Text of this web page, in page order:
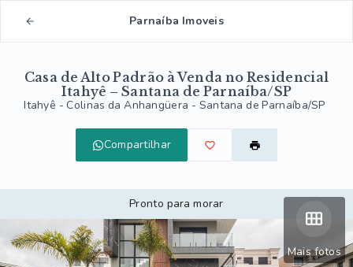
Parnaíba Imoveis
Casa de Alto Padrão à Venda no Residencial
Itahyê – Santana de Parnaíba/SP
Itahyê -Colinas da Anhangüera - Santana de Parnaíba/SP
Compartilhar
Mais fotos
Pronto para morar